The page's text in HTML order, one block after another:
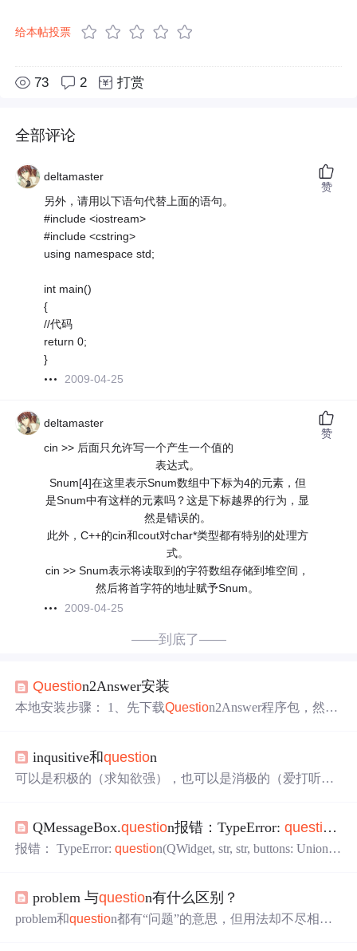
给本帖投票
73 2 打赏
全部评论
deltamaster
另外，请用以下语句代替上面的语句。
#include <iostream>
#include <cstring>
using namespace std;
int main()
{
//代码
return 0;
}
2009-04-25
赞
deltamaster
cin >> 后面只允许写一个产生一个值的
表达式。
Snum[4]在这里表示Snum数组中下标为4的元素，但
是Snum中有这样的元素吗？这是下标越界的行为，显
然是错误的。
此外，C++的cin和cout对char*类型都有特别的处理方
式。
cin >> Snum表示将读取到的字符数组存储到堆空间，
然后将首字符的地址赋予Snum。
2009-04-25
赞
——到底了——
Question2Answer安装
本地安装步骤： 1、先下载Question2Answer程序包，然后
解压开的Question2Answer至wordpress 根目录，例如（C:\x
ampp\htdocs\wp\下）； 最好是重命名一下，因为这个名字
inqusitive和question
可以是积极的（求知欲强），也可以是消极的（爱打听别
QMessageBox.question报错：TypeError:questio
报错： TypeError:question(QWidget, str, str, buttons: Union
ageBox.No), defaultButton: QMessageBox.StandardButton = Q
MessageBox.NoButton): argument 1
problem 与question有什么区别？
problem和question都有“问题”的意思，但用法却不尽相